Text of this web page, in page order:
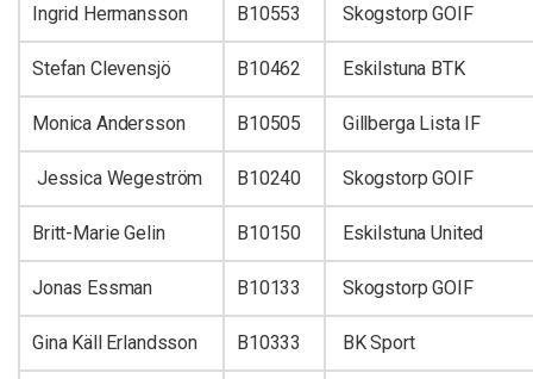
Ingrid Hermansson B10553 Skogstorp GOIF
Stefan Clevensjö B10462 Eskilstuna BTK
Monica Andersson B10505 Gillberga Lista IF
Jessica Wegeström B10240 Skogstorp GOIF
Britt-Marie Gelin B10150 Eskilstuna United
Jonas Essman B10133 Skogstorp GOIF
Gina Käll Erlandsson B10333 BK Sport